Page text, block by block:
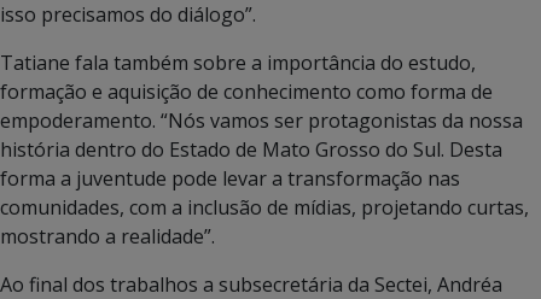
isso precisamos do diálogo”.
Tatiane fala também sobre a importância do estudo,
formação e aquisição de conhecimento como forma de
empoderamento. “Nós vamos ser protagonistas da nossa
história dentro do Estado de Mato Grosso do Sul. Desta
forma a juventude pode levar a transformação nas
comunidades, com a inclusão de mídias, projetando curtas,
mostrando a realidade”.
Ao final dos trabalhos a subsecretária da Sectei, Andréa